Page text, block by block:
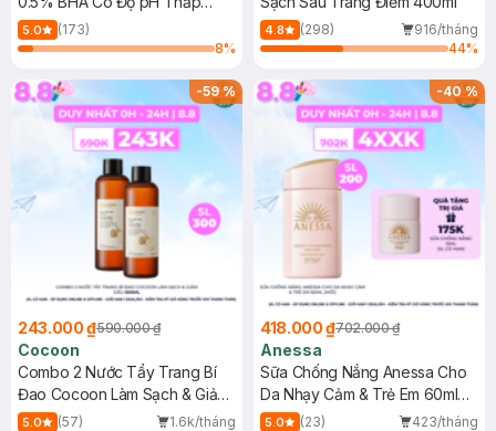
150ml
5.0
(173)
8%
4.8 (298)
916/tháng
44%
-59%
243.000 ₫590.000 ₫
Cocoon
Combo 2 Nước Tẩy Trang Bí
Đao Cocoon Làm Sạch & Giảm
Dầu 500ml
5.0 (57)
1.6k/tháng
-40%
418.000 ₫702.000 ₫
Anessa
Sữa Chống Nắng Anessa Cho
Da Nhạy Cảm & Trẻ Em 60ml
(Mới)
5.0 (23)
423/tháng